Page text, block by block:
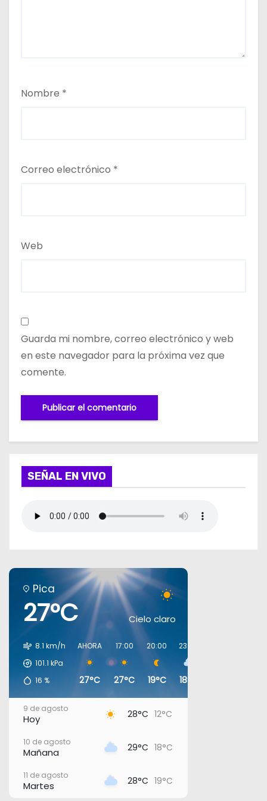
Nombre *
Correo electrónico *
Web
Guarda mi nombre, correo electrónico y web
en este navegador para la próxima vez que
comente.
SEÑAL EN VIVO
Pica
27°C Cielo claro
8.1 km/h
101.1 kPa
16 %
AHORA
27°C
17:00
27°C
20:00
19°C
23:00
18°C
9 de agosto
Hoy 28°C 12°C
10 de agosto
Mañana 29°C 18°C
11 de agosto
Martes 28°C 19°C